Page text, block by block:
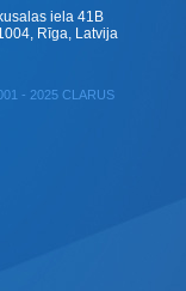
iela 41B
Rīga, Latvija
- 2025 CLARUS